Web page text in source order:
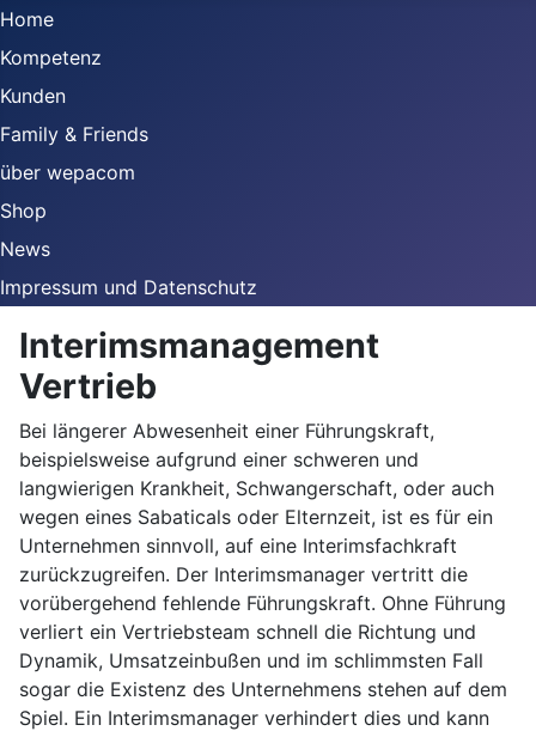
Home
Kompetenz
Kunden
Family & Friends
über wepacom
Shop
News
Impressum und Datenschutz
Interimsmanagement
Vertrieb
Bei längerer Abwesenheit einer Führungskraft,
beispielsweise aufgrund einer schweren und
langwierigen Krankheit, Schwangerschaft, oder auch
wegen eines Sabaticals oder Elternzeit, ist es für ein
Unternehmen sinnvoll, auf eine Interimsfachkraft
zurückzugreifen. Der Interimsmanager vertritt die
vorübergehend fehlende Führungskraft. Ohne Führung
verliert ein Vertriebsteam schnell die Richtung und
Dynamik, Umsatzeinbußen und im schlimmsten Fall
sogar die Existenz des Unternehmens stehen auf dem
Spiel. Ein Interimsmanager verhindert dies und kann